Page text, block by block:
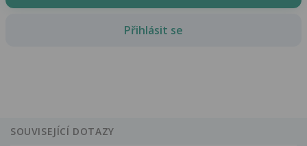
Přihlásit se
SOUVISEJÍCÍ DOTAZY